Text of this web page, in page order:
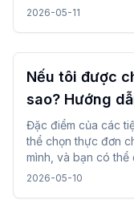
pháp đặt chỗ, bạn
2026-05-11
Nếu tôi được
sao? Hướng
theo vấn đề
Đặc điểm của các
thể chọn thực đơn
mình, và bạn có
trong các liệu pháp
2026-05-10